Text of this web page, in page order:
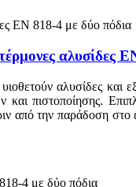
αλυσίδες
αλυσίδες και
πιστοποίησης.
από την παράδοση